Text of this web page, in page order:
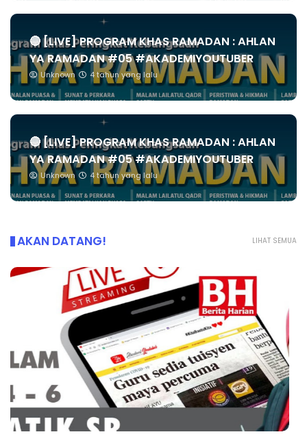
🔴 [LIVE] PROGRAM KHAS RAMADAN : AHLAN
YA RAMADAN #05 #AKADEMIYOUTUBER
Unknown 4 tahun yang lalu
🔴 [LIVE] PROGRAM KHAS RAMADAN : AHLAN
YA RAMADAN #05 #AKADEMIYOUTUBER
Unknown 4 tahun yang lalu
LIHAT SEMUA
AKAN DATANG!